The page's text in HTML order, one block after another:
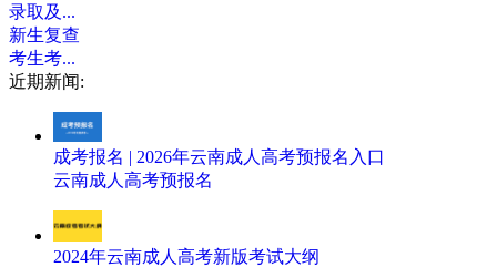
录取及...
新生复查
考生考...
近期新闻:
成考报名 | 2026年云南成人高考预报名入口
云南成人高考预报名
2024年云南成人高考新版考试大纲